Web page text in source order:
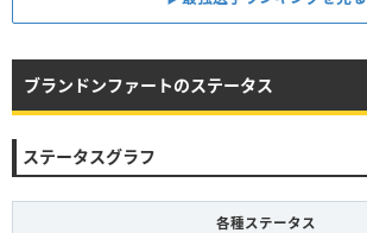
ブランドンファートのステータス
ステータスグラフ
各種ステータス